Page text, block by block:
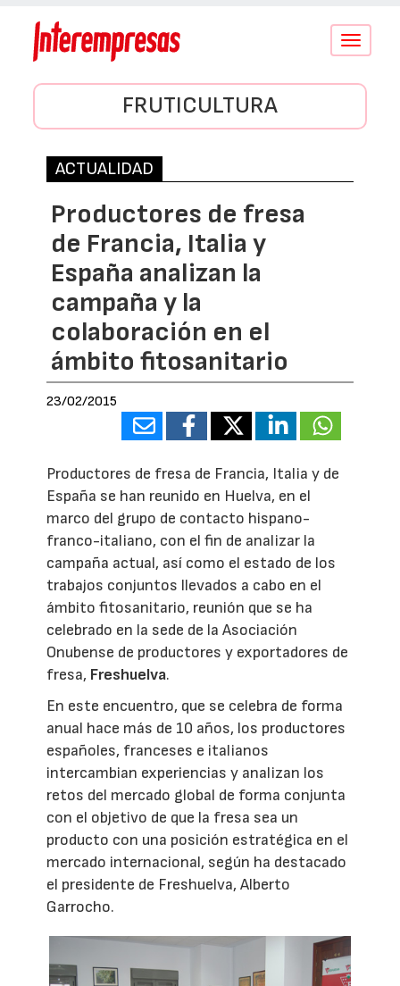
Conmutar
FRUTICULTURA
ACTUALIDAD
Productores de fresa
de Francia, Italia y
España analizan la
campaña y la
colaboración en el
ámbito fitosanitario
23/02/2015
Productores de fresa de Francia, Italia y de
España se han reunido en Huelva, en el
marco del grupo de contacto hispano-
franco-italiano, con el fin de analizar la
campaña actual, así como el estado de los
trabajos conjuntos llevados a cabo en el
ámbito fitosanitario, reunión que se ha
celebrado en la sede de la Asociación
Onubense de productores y exportadores de
fresa, Freshuelva.
En este encuentro, que se celebra de forma
anual hace más de 10 años, los productores
españoles, franceses e italianos
intercambian experiencias y analizan los
retos del mercado global de forma conjunta
con el objetivo de que la fresa sea un
producto con una posición estratégica en el
mercado internacional, según ha destacado
el presidente de Freshuelva, Alberto
Garrocho.